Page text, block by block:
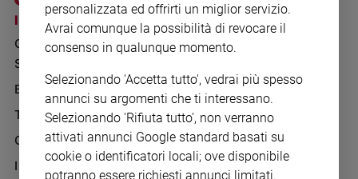
giorno
Santo
del
Società
e
valori
I SITI SAN PAOLO
GRUPPO EDITORIALE
SAN PAOLO
BENESSERE
TELENOVA
GAZZETTA D'ALBA
IL GIORNALINO
NOTE LEGALI
PRIVACY POLICY
WHISTLEBLOWING
SOCIAL
personalizzata ed offrirti un miglior servizio.
Avrai comunque la possibilità di revocare il
consenso in qualunque momento.
Selezionando 'Accetta tutto', vedrai più spesso
annunci su argomenti che ti interessano.
Selezionando 'Rifiuta tutto', non verranno
attivati annunci Google standard basati su
cookie o identificatori locali; ove disponibile
potranno essere richiesti annunci limitati.